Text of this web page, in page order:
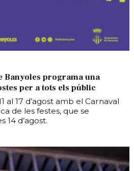
Banyoles programa una
per a tots els públic
al 17 d’agost amb el Carnaval
de les festes, que se
14 d’agost.